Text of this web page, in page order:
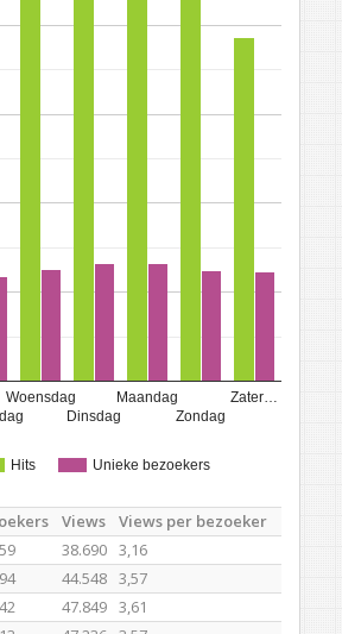
Hits Unieke bezoekers
Woensdag
Dinsdag
Maandag
Zondag
Zater…
Views
Views per bezoeker
38.690 3,16
44.548 3,57
47.849 3,61